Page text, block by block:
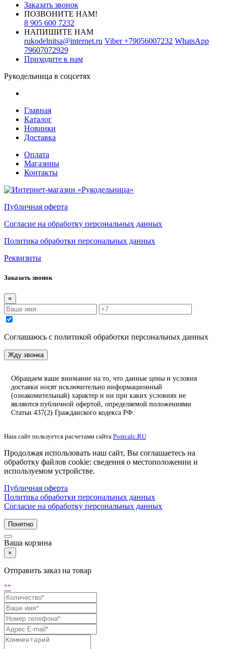
Заказать звонок
ПОЗВОНИТЕ НАМ!
8 905 600 7232
НАПИШИТЕ НАМ
rukodelnitsa@internet.ru Viber+79056007232 WhatsApp
79607072929
Приходите к нам
Рукодельница в соцсетях
Главная
Каталог
Новинки
Доставка
Оплата
Магазины
Контакты
Публичная оферта
Согласие на обработку персональных данных
Политика обработки персональных данных
Реквизиты
Заказать звонок
×
Соглашаюсь с политикой обработки персональных данных
Жду звонка
Обращаем ваше внимание на то, что данные цены и условия
доставки носят исключительно информационный
(ознакомительный) характер и ни при каких условиях не
являются публичной офертой, определяемой положениями
Статьи 437(2) Гражданского кодекса РФ.
Наш сайт пользуется расчетами сайта Postcalc.RU
Продолжая использовать наш сайт, Вы соглашаетесь на
обработку файлов cookie: сведения о местоположении и
используемом устройстве.
Публичная оферта
Политика обработки персональных данных
Согласие на обработку персональных данных
Понятно
Ваша корзина
×
Отправить заказ на товар
""